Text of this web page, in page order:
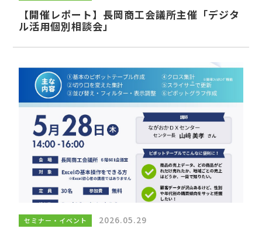
【開催レポート】長岡商工会議所主催「デジタ
ル活用個別相談会」
セミナー・イベント 2026.05.29